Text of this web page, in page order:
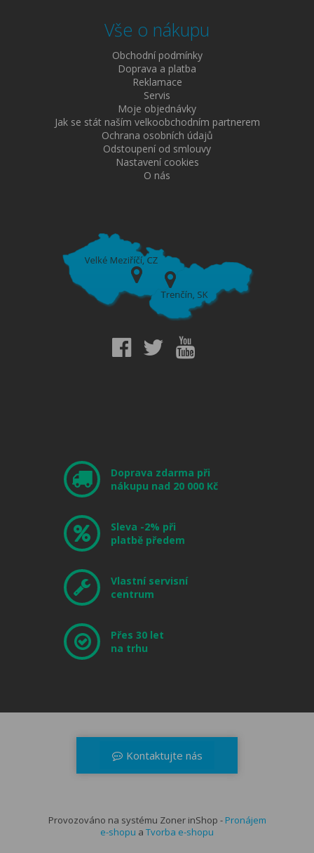
Vše o nákupu
Obchodní podmínky
Doprava a platba
Reklamace
Servis
Moje objednávky
Jak se stát naším velkoobchodním partnerem
Ochrana osobních údajů
Odstoupení od smlouvy
Nastavení cookies
O nás
Doprava zdarma při
nákupu nad 20 000 Kč
Sleva -2% při
platbě předem
Vlastní servisní
centrum
Přes 30 let
na trhu
Kontaktujte nás
Kontaktní formulář
Provozováno na systému Zoner inShop - Pronájem
e-shopu a Tvorba e-shopu